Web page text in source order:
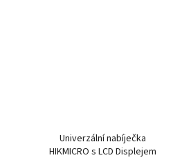
Univerzální nabíječka
HIKMICRO s LCD Displejem